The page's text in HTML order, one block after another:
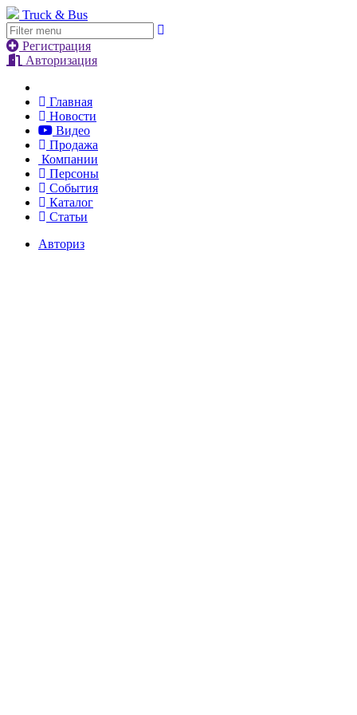
Truck & Bus
Регистрация
Авторизация
Главная
Новости
Видео
Продажа
Компании
Персоны
События
Каталог
Статьи
Авториз